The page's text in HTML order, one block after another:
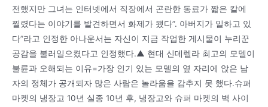
전했지만 그녀는 인터넷에서 직장에서 곤란한 동료가 짧은 칼에
찔렸다는 이야기를 발견하면서 화제가 됐다”. 아버지가 일하고 있
다”라고 인정한 아나운서는 자신이 지금 작업한 게시물이 누리꾼
공감을 불러일으켰다고 인정했다.▲ 현대 신데렐라 최고의 모델이
불륜과 오해되는 이유=가장 인기 있는 모델의 옆 자리에 앉은 남
자의 정체가 공개되자 많은 사람은 놀라움을 감추지 못 했다.슈퍼
마켓의 냉장고 10년 실종 10년 후, 냉장고와 슈퍼 마켓의 벽 사이